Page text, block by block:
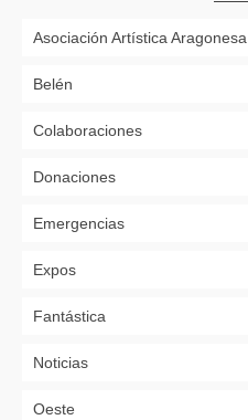
Asociación Artística Aragonesa
Belén
Colaboraciones
Donaciones
Emergencias
Expos
Fantástica
Noticias
Oeste